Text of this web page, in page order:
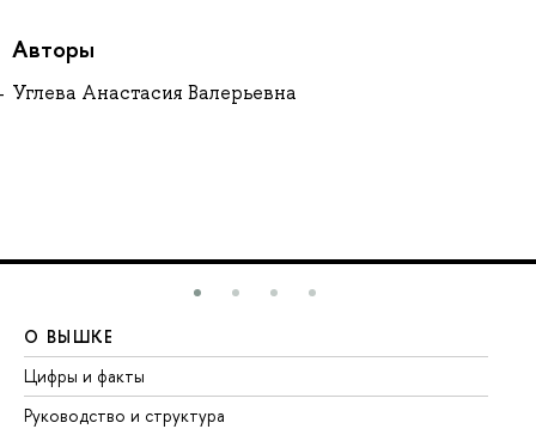
Авторы
Углева Анастасия Валерьевна
О ВЫШКЕ
Цифры и факты
Руководство и структура